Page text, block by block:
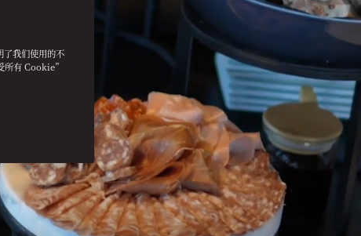
我们使用的不
所有 Cookie”